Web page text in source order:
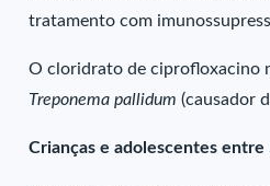
tratamento com
O cloridrato de ciprofloxacino
Treponema pallidum (causador
Crianças e adolescentes entre